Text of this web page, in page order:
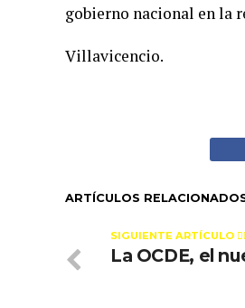
gobierno nacional en la
Villavicencio.
ARTÍCULOS
SIGUIENTE ARTÍCULO
La OCDE, el